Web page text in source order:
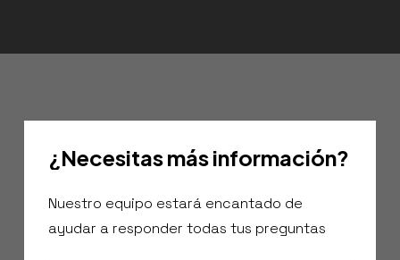
¿Necesitasmásinformación?
Nuestro equipo estará encantado de
ayudar a responder todas tus preguntas